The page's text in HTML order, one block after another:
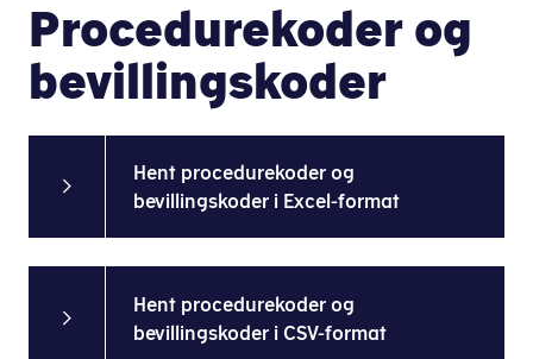
Procedurekoder og
bevillingskoder
Hent procedurekoder og
bevillingskoder i Excel-format
Hent procedurekoder og
bevillingskoder i CSV-format